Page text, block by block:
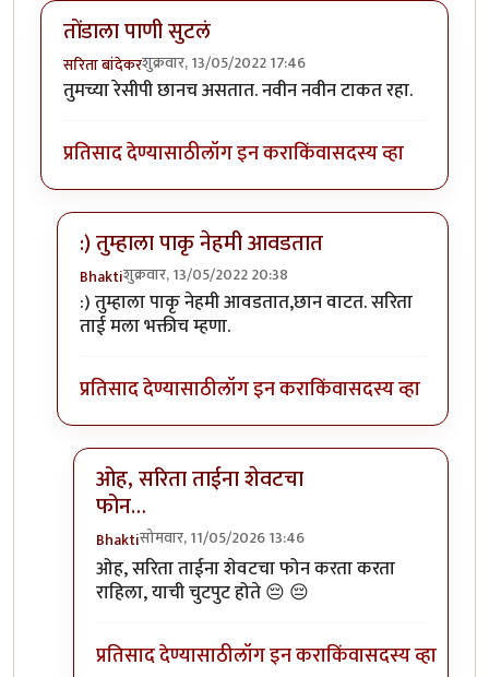
तोंडाला पाणी सुटलं
सरिता बांदेकरशुक्रवार, 13/05/2022 17:46
तुमच्या रेसीपी छानच असतात. नवीन नवीन टाकत रहा.
प्रतिसाद देण्यासाठीलॉग इन कराकिंवासदस्य व्हा
:) तुम्हाला पाकृ नेहमी आवडतात
Bhaktiशुक्रवार, 13/05/2022 20:38
In reply toतोंडाला पाणी सुटलंbyसरिता बांदेकर
:) तुम्हाला पाकृ नेहमी आवडतात,छान वाटत. सरिता
ताई मला भक्तीच म्हणा.
प्रतिसाद देण्यासाठीलॉग इन कराकिंवासदस्य व्हा
ओह, सरिता ताईना शेवटचा
फोन…
Bhaktiसोमवार, 11/05/2026 13:46
In reply to:) तुम्हाला पाकृ नेहमी आवडतातby
ओह, सरिता ताईना शेवटचा फोन करता करता
राहिला, याची चुटपुट होते 😔 😔
प्रतिसाद देण्यासाठीलॉग इन कराकिंवासदस्य व्हा